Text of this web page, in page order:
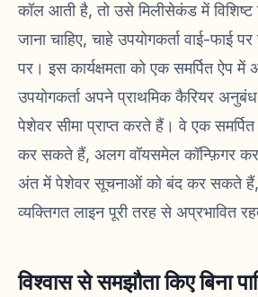
कॉल आती है, तो उसे मिलीसेकंड में विशिष्ट
जाना चाहिए, चाहे उपयोगकर्ता वाई-फाई
पर। इस कार्यक्षमता को एक समर्पित ऐप
उपयोगकर्ता अपने प्राथमिक कैरियर
पेशेवर सीमा प्राप्त करते हैं। वे एक समर्पित
कर सकते हैं, अलग वॉयसमेल कॉन्फ़िगर
अंत में पेशेवर सूचनाओं को बंद कर सकते
व्यक्तिगत लाइन पूरी तरह से अप्रभावित
विश्वास से समझौता किए बिना